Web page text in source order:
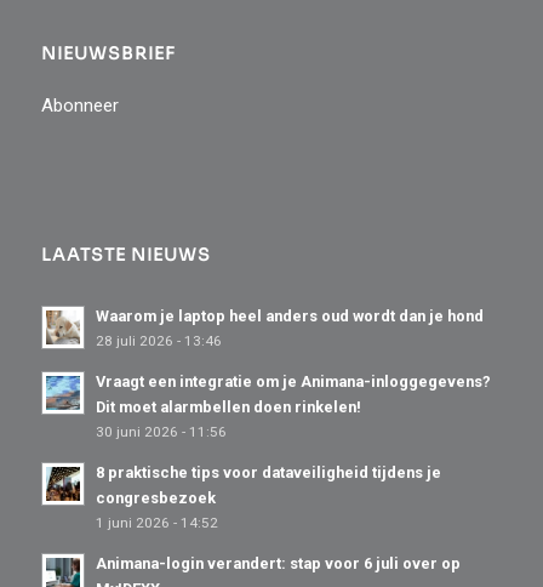
NIEUWSBRIEF
Abonneer
LAATSTE NIEUWS
Waarom je laptop heel anders oud wordt dan je hond
28 juli 2026 - 13:46
Vraagt een integratie om je Animana-inloggegevens?
Dit moet alarmbellen doen rinkelen!
30 juni 2026 - 11:56
8 praktische tips voor dataveiligheid tijdens je
congresbezoek
1 juni 2026 - 14:52
Animana-login verandert: stap voor 6 juli over op